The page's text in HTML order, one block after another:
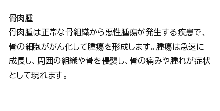
骨肉腫
骨肉腫は正常な骨組織から悪性腫瘍が発生する疾患で、
骨の細胞ががん化して腫瘍を形成します。腫瘍は急速に
成長し、周囲の組織や骨を侵襲し、骨の痛みや腫れが症状
として現れます。